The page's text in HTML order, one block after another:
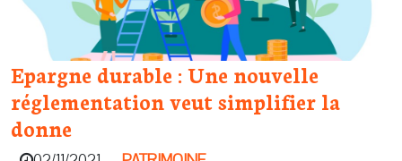
Epargne durable : Une nouvelle
réglementation veut simplifier la
donne